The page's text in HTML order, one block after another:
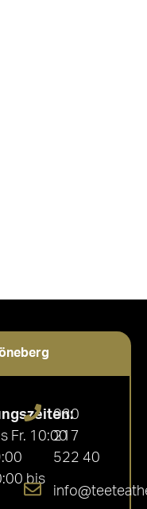
Fr. 10:00
bis
030
217
522 40